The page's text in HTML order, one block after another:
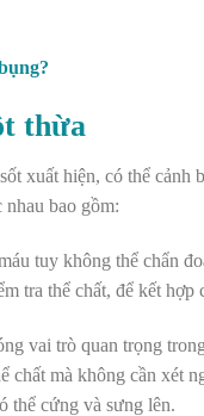
thừa
xuất hiện, có thể
bao gồm:
tuy không thể chẩn
tra thể chất, để kết hợp
vai trò quan trọng
chất mà không cần xét
thể cứng và sưng lên.